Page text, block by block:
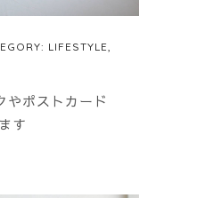
LIFESTYLE,
ポストカード
す